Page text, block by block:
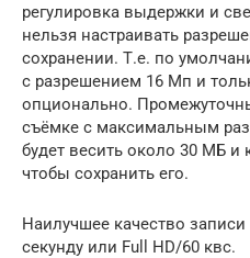
регулировка выдержки и
нельзя настраивать
сохранении. Т.е. по
с разрешением 16 Мп и
опционально.
съёмке с максимальным
будет весить около 30 МБ и
чтобы сохранить его.
Наилучшее качество
секунду или Full HD/60 квс.